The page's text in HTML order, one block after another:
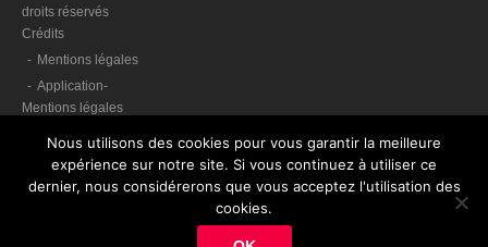
droits réservés
Crédits
Mentions légales
Application-
Mentions légales
Plan du site
Contact & Accès
Politique de
Nous utilisons des cookies pour vous garantir la meilleure
expérience sur notre site. Si vous continuez à utiliser ce
dernier, nous considérerons que vous acceptez l'utilisation des
cookies.